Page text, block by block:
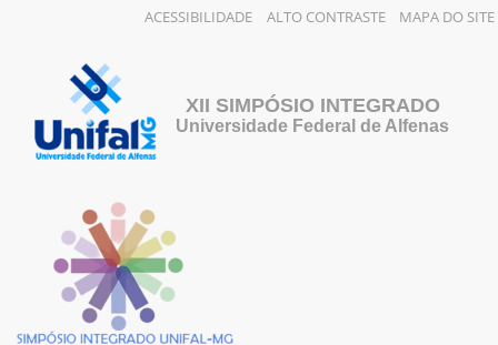
ACESSIBILIDADE ALTO CONTRASTE MAPA DO SITE
XII SIMPÓSIO INTEGRADO
Universidade Federal de Alfenas